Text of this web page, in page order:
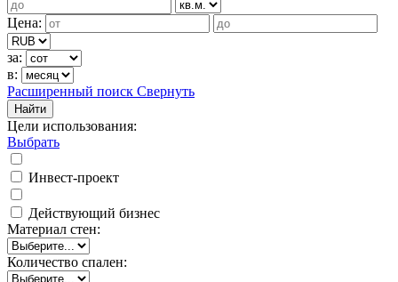
Цена:
за:
в:
Расширенный поиск Свернуть
Найти
Цели использования:
Выбрать
Инвест-проект
Действующий бизнес
Материал стен:
Количество спален: